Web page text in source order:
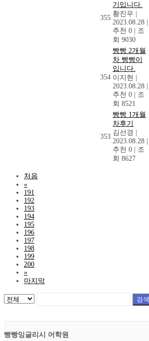
355
기입니다.
황진우 |
2023.08.28 |
추천 0 | 조
회 9030
354
빵빵 2개월
차 빵빵이
입니다.
이지현 |
2023.08.28 |
추천 0 | 조
회 8521
353
빵빵 1개월
차후기
김선경 |
2023.08.28 |
추천 0 | 조
회 8627
처음
«
191
192
193
194
195
196
197
198
199
200
»
마지막
검색
빵빵잉글리시 어학원